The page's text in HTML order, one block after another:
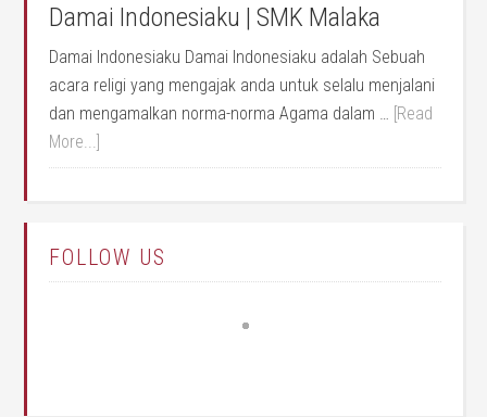
Damai Indonesiaku | SMK Malaka
Damai Indonesiaku Damai Indonesiaku adalah Sebuah
acara religi yang mengajak anda untuk selalu menjalani
dan mengamalkan norma-norma Agama dalam … [Read
More...]
FOLLOW US